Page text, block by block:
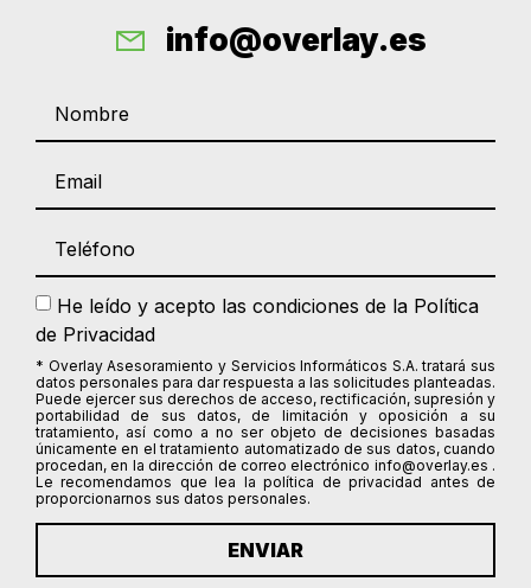
info@overlay.es
He leído y acepto las condiciones de la Política
de Privacidad
* Overlay Asesoramiento y Servicios Informáticos S.A. tratará sus
datos personales para dar respuesta a las solicitudes planteadas.
Puede ejercer sus derechos de acceso, rectificación, supresión y
portabilidad de sus datos, de limitación y oposición a su
tratamiento, así como a no ser objeto de decisiones basadas
únicamente en el tratamiento automatizado de sus datos, cuando
procedan, en la dirección de correo electrónico info@overlay.es .
Le recomendamos que lea la política de privacidad antes de
proporcionarnos sus datos personales.
ENVIAR